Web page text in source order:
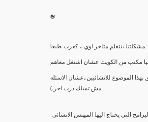
يع
الموضوع للانشائيين..عشان الاسئله
مش تسلك درب اخر.)